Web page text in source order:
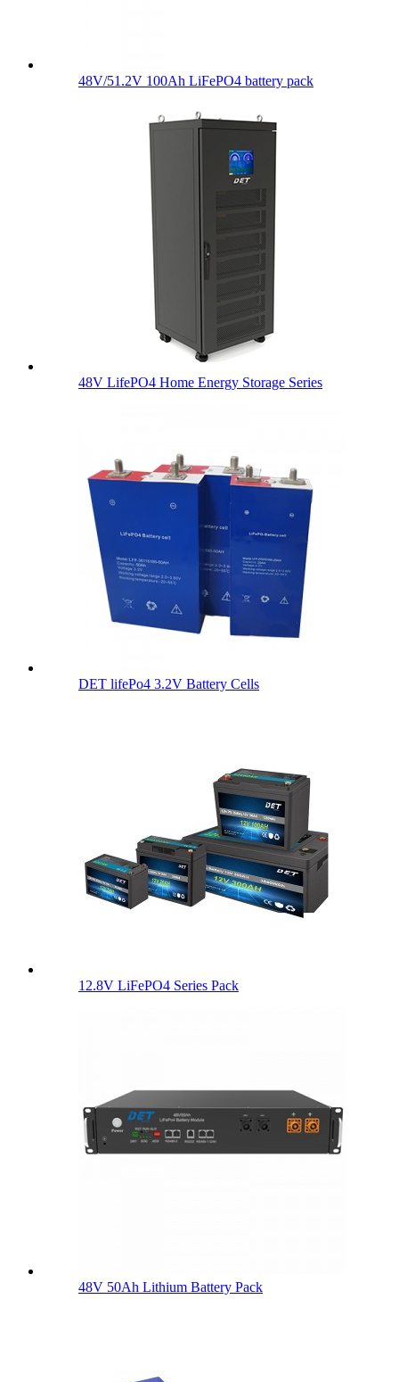
48V/51.2V 100Ah LiFePO4 battery pack
48V LifePO4 Home Energy Storage Series
DET lifePo4 3.2V Battery Cells
12.8V LiFePO4 Series Pack
48V 50Ah Lithium Battery Pack